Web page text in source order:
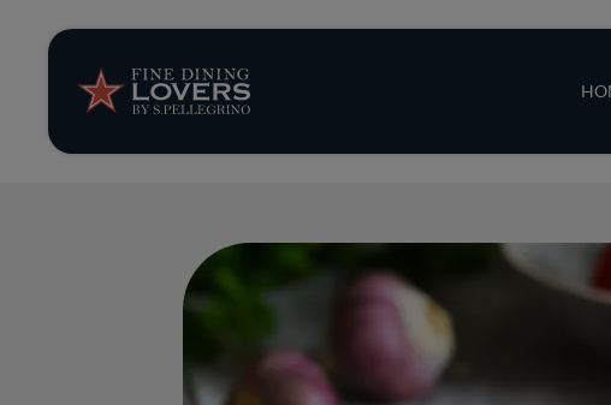
Storie e tendenze
Ricette
Trucchi e consigli
Serie